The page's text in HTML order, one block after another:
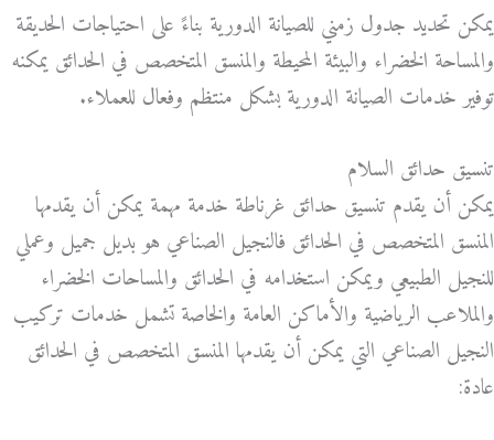
يمكن تحديد جدول زمني للصيانة الدورية بناءً على احتياجات الحديقة
والمساحة الخضراء والبيئة المحيطة والمنسق المتخصص في الحدائق يمكنه
توفير خدمات الصيانة الدورية بشكل منتظم وفعال للعملاء.
تنسيق حدائق السلام
يمكن أن يقدم تنسيق حدائق غرناطة خدمة مهمة يمكن أن يقدمها
المنسق المتخصص في الحدائق فالنجيل الصناعي هو بديل جميل وعملي
للنجيل الطبيعي ويمكن استخدامه في الحدائق والمساحات الخضراء
والملاعب الرياضية والأماكن العامة والخاصة تشمل خدمات تركيب
النجيل الصناعي التي يمكن أن يقدمها المنسق المتخصص في الحدائق
عادة: